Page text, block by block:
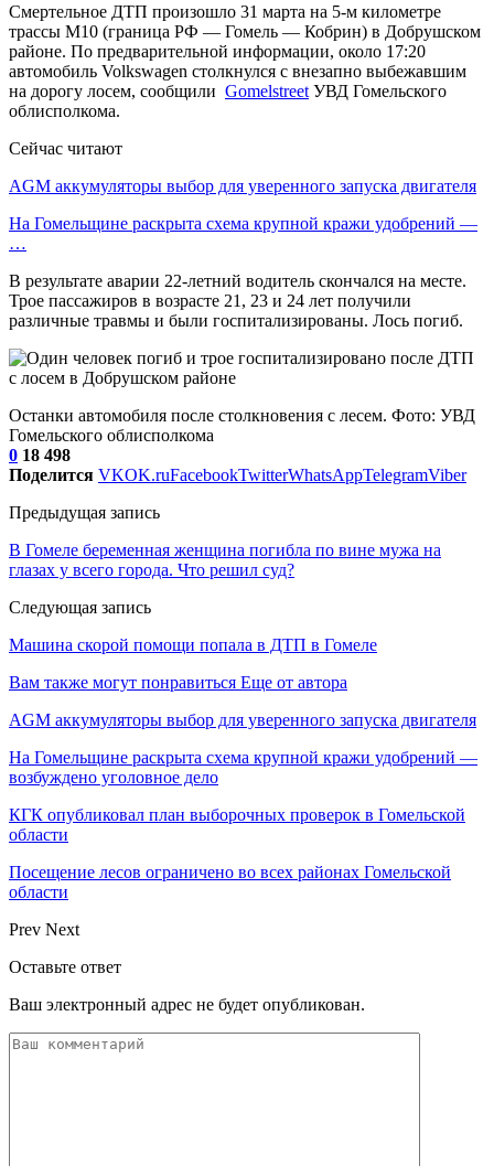
Смертельное ДТП произошло 31 марта на 5-м километре
трассы М10 (граница РФ — Гомель — Кобрин) в Добрушском
районе. По предварительной информации, около 17:20
автомобиль Volkswagen столкнулся с внезапно выбежавшим
на дорогу лосем, сообщили Gomelstreet УВД Гомельского
облисполкома.
Сейчас читают
AGM аккумуляторы выбор для уверенного запуска двигателя
На Гомельщине раскрыта схема крупной кражи удобрений —
…
В результате аварии 22-летний водитель скончался на месте.
Трое пассажиров в возрасте 21, 23 и 24 лет получили
различные травмы и были госпитализированы. Лось погиб.
Останки автомобиля после столкновения с лесем. Фото: УВД
Гомельского облисполкома
0 18 498
Поделится VKOK.ruFacebookTwitterWhatsAppTelegramViber
Предыдущая запись
В Гомеле беременная женщина погибла по вине мужа на
глазах у всего города. Что решил суд?
Следующая запись
Машина скорой помощи попала в ДТП в Гомеле
Вам также могут понравиться Еще от автора
AGM аккумуляторы выбор для уверенного запуска двигателя
На Гомельщине раскрыта схема крупной кражи удобрений —
возбуждено уголовное дело
КГК опубликовал план выборочных проверок в Гомельской
области
Посещение лесов ограничено во всех районах Гомельской
области
Prev Next
Оставьте ответ
Ваш электронный адрес не будет опубликован.